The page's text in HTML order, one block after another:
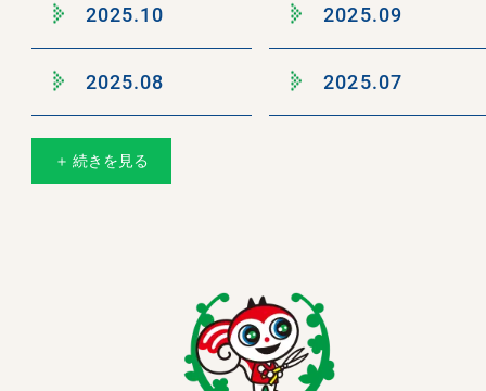
2025.10 2025.09
2025.08 2025.07
＋ 続きを見る